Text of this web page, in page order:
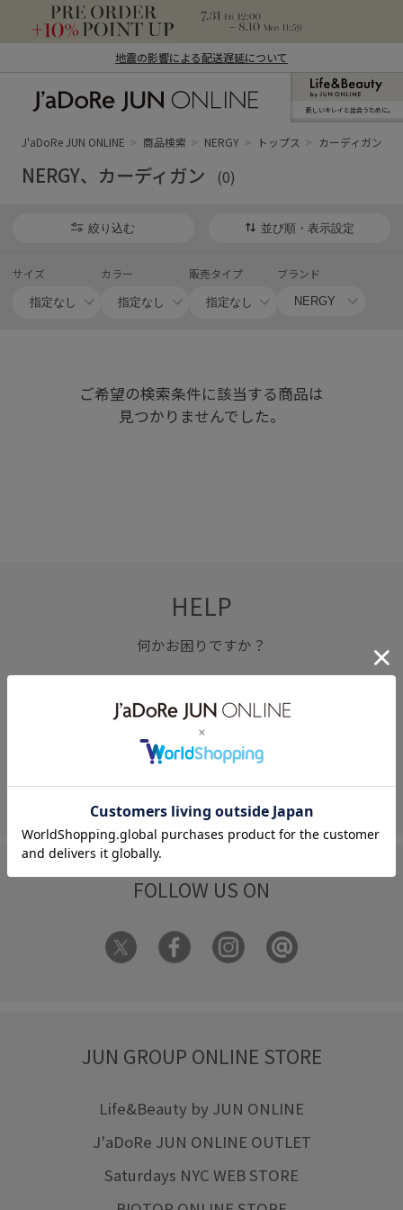
地震の影響による配送遅延について
ン オンライン）
新しいキレイと出合うために。
J'aDoRe JUN ONLINE 商品検索 NERGY トップス カーディガン
NERGY、カーディガン (0)
絞り込む 並び順・表示設定
サイズ カラー 販売タイプ ブランド
ご希望の検索条件に該当する商品は
見つかりませんでした。
HELP
何かお困りですか？
FAQ
お問い合わせ
フォーム
FOLLOW US ON
JUN GROUP ONLINE STORE
Life&Beauty by JUN ONLINE
J'aDoRe JUN ONLINE OUTLET
Saturdays NYC WEB STORE